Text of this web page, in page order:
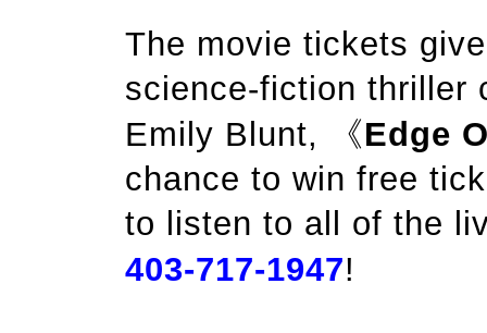
The movie tickets
science-fiction thriller
Emily Blunt, 《Edge
chance to win free
to listen to all of the
403-717-1947!